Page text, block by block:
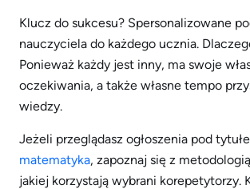
Klucz do sukcesu? Spersonalizowane
nauczyciela do każdego ucznia.
Ponieważ każdy jest inny, ma swoje
oczekiwania, a także własne tempo
wiedzy.
Jeżeli przeglądasz ogłoszenia pod
matematyka, zapoznaj się z
jakiej korzystają wybrani korepetytorzy.